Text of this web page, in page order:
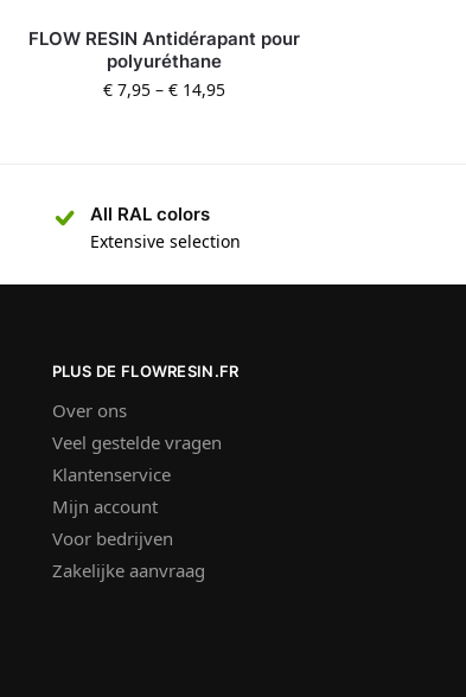
FLOW RESIN Antidérapant pour
polyuréthane
€7,95– €14,95
All RAL colors
Extensive selection
PLUS DE FLOWRESIN.FR
Over ons
Veel gestelde vragen
Klantenservice
Mijn account
Voor bedrijven
Zakelijke aanvraag